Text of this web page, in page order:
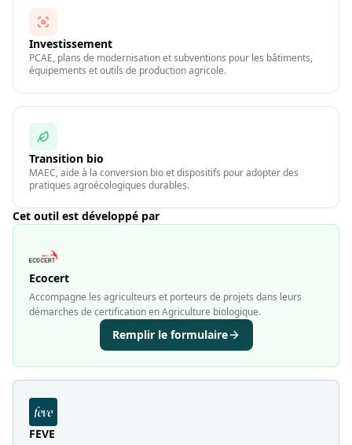
Investissement
PCAE, plans de modernisation et subventions pour les bâtiments,
équipements et outils de production agricole.
Transition bio
MAEC, aide à la conversion bio et dispositifs pour adopter des
pratiques agroécologiques durables.
Cet outil est développé par
Ecocert
Accompagne les agriculteurs et porteurs de projets dans leurs
démarches de certification en Agriculture biologique.
Remplir le formulaire
FEVE